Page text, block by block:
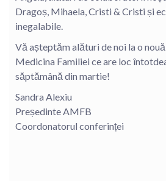
Dragoș, Mihaela, Cristi & Cristi și
inegalabile.
Vă așteptăm alături de noi la o
Medicina Familiei ce are loc
săptămână din martie!
Sandra Alexiu
Președinte AMFB
Coordonatorul conferinței